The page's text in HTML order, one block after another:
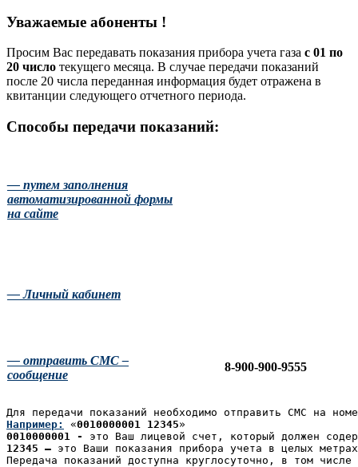
Уважаемые абоненты !
Просим Вас передавать показания прибора учета газа с 01 по
20 число текущего месяца. В случае передачи показаний
после 20 числа переданная информация будет отражена в
квитанции следующего отчетного периода.
Способы передачи показаний:
— путем заполнения
автоматизированной формы
на сайте
— Личный кабинет
— отправить СМС –
сообщение
8-900-900-9555
Для передачи показаний необходимо отправить СМС на
Например:
«0010000001 12345»
0010000001 - это Ваш лицевой счет, который должен
12345 – это Ваши
показания прибора учета в целых
Передача показаний доступна круглосуточно, в том